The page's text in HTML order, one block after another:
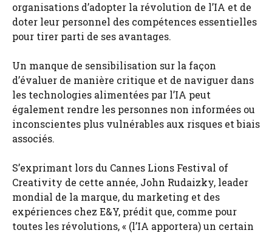
organisations d’adopter la révolution de l’IA et de
doter leur personnel des compétences essentielles
pour tirer parti de ses avantages.
Un manque de sensibilisation sur la façon
d’évaluer de manière critique et de naviguer dans
les technologies alimentées par l’IA peut
également rendre les personnes non informées ou
inconscientes plus vulnérables aux risques et biais
associés.
S’exprimant lors du Cannes Lions Festival of
Creativity de cette année, John Rudaizky, leader
mondial de la marque, du marketing et des
expériences chez E&Y, prédit que, comme pour
toutes les révolutions, « (l’IA apportera) un certain